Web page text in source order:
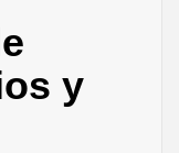
y